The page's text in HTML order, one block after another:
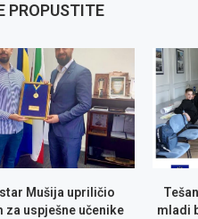
PROPUSTITE
Mušija upriličio
za uspješne učenike
mladi